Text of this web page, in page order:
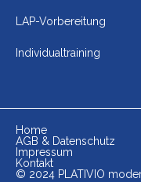
LAP-Vorbereitung
Individualtraining
Home
AGB & Datenschutz
Impressum
Kontakt
© 2024 PLATIVIO